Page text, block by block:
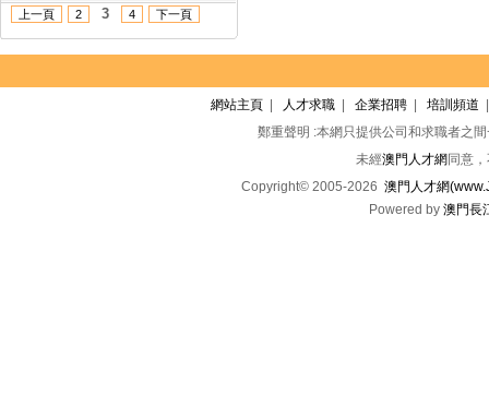
上一頁 2 3 4 下一頁
網站主頁 人才求職 企業招聘 培訓頻道
鄭重聲明 :本網只提供公司和求職者之
未經澳門人才網 同意
Copyright© 2005-2026 澳門人才網
Powered by 澳門長